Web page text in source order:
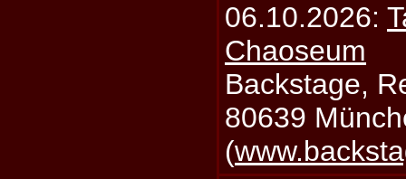
06.10.2026:
Chaoseum
Backstage,
80639
(